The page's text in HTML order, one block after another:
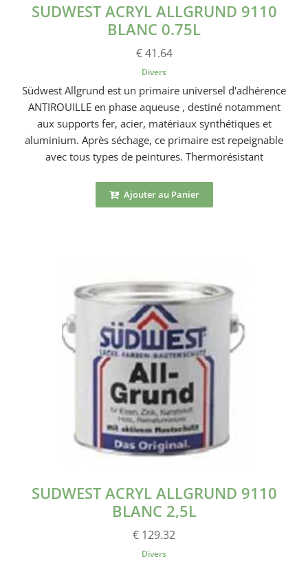
SUDWEST ACRYL ALLGRUND 9110
BLANC 0.75L
€ 41.64
Divers
Südwest Allgrund est un primaire universel d'adhérence
ANTIROUILLE en phase aqueuse , destiné notamment
aux supports fer, acier, matériaux synthétiques et
aluminium. Après séchage, ce primaire est repeignable
avec tous types de peintures. Thermorésistant
Ajouter au Panier
SUDWEST ACRYL ALLGRUND 9110
BLANC 2,5L
€ 129.32
Divers